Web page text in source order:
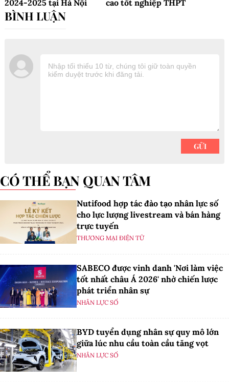
2024-2025 tại Hà Nội
cao tốt nghiệp THPT
CÓ THỂ BẠN QUAN TÂM
Nutifood hợp tác đào tạo nhân lực số
cho lực lượng livestream và bán hàng
trực tuyến
THƯƠNG MẠI ĐIỆN TỬ
SABECO được vinh danh 'Nơi làm việc
tốt nhất châu Á 2026' nhờ chiến lược
phát triển nhân sự
NHÂN LỰC SỐ
BYD tuyển dụng nhân sự quy mô lớn
giữa lúc nhu cầu toàn cầu tăng vọt
NHÂN LỰC SỐ